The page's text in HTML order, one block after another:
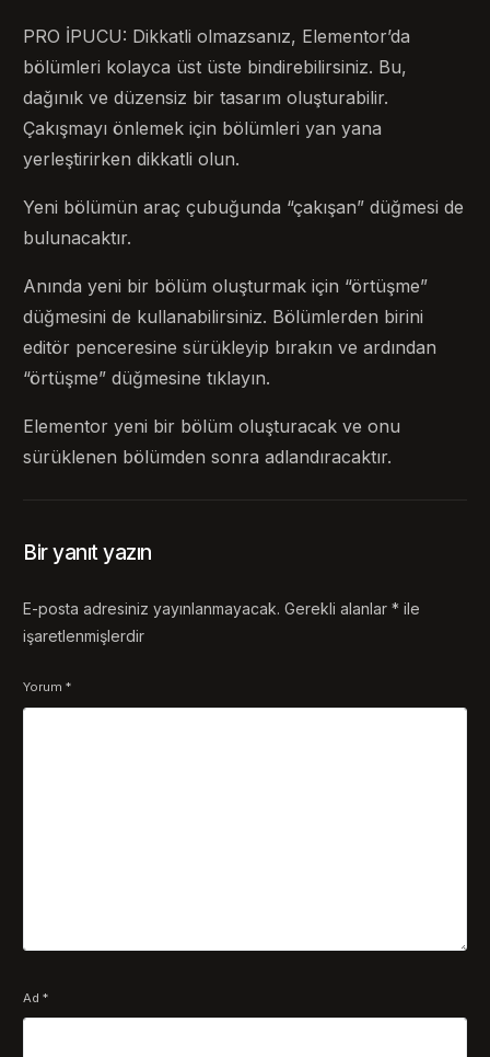
PRO İPUCU: Dikkatli olmazsanız, Elementor’da
bölümleri kolayca üst üste bindirebilirsiniz. Bu,
dağınık ve düzensiz bir tasarım oluşturabilir.
Çakışmayı önlemek için bölümleri yan yana
yerleştirirken dikkatli olun.
Yeni bölümün araç çubuğunda “çakışan” düğmesi de
bulunacaktır.
Anında yeni bir bölüm oluşturmak için “örtüşme”
düğmesini de kullanabilirsiniz. Bölümlerden birini
editör penceresine sürükleyip bırakın ve ardından
“örtüşme” düğmesine tıklayın.
Elementor yeni bir bölüm oluşturacak ve onu
sürüklenen bölümden sonra adlandıracaktır.
Bir yanıt yazın
E-posta adresiniz yayınlanmayacak. Gerekli alanlar* ile
işaretlenmişlerdir
Yorum*
Ad*